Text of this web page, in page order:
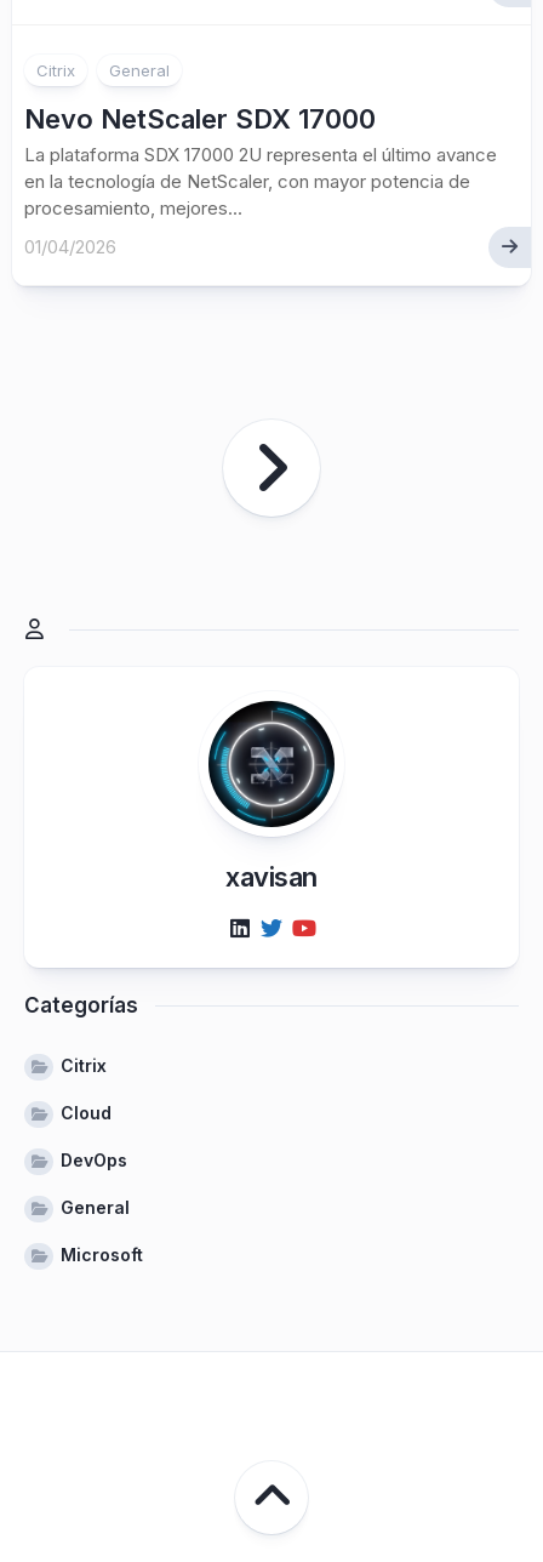
Citrix General
Nevo NetScaler SDX 17000
La plataforma SDX 17000 2U representa el último avance
en la tecnología de NetScaler, con mayor potencia de
procesamiento, mejores...
01/04/2026
xavisan
Categorías
Citrix
Cloud
DevOps
General
Microsoft